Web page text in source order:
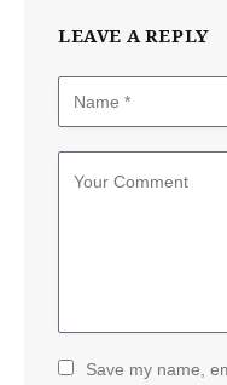
LEAVE A REPLY
Save my name,